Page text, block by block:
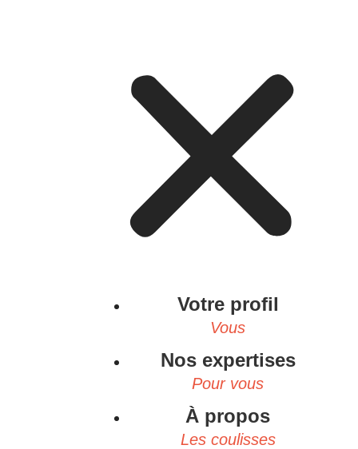
Votre profil
Vous
Nos expertises
Pour vous
À propos
Les coulisses